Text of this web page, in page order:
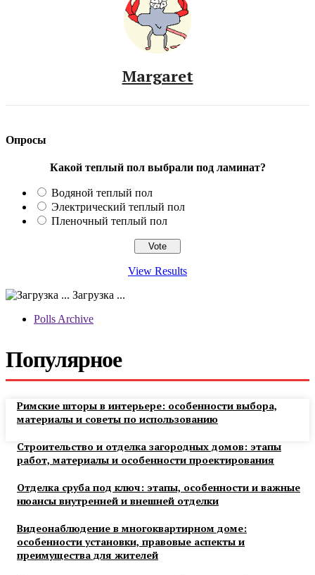
Margaret
Опросы
Какой теплый пол выбрали под ламинат?
Водяной теплый пол
Электрический теплый пол
Пленочный теплый пол
View Results
Загрузка ...
Polls Archive
Популярное
Римские шторы в интерьере: особенности выбора,
материалы и советы по использованию
Строительство и отделка загородных домов: этапы
работ, материалы и особенности проектирования
Отделка сруба под ключ: этапы, особенности и важные
нюансы внутренней и внешней отделки
Видеонаблюдение в многоквартирном доме:
особенности установки, правовые аспекты и
преимущества для жителей